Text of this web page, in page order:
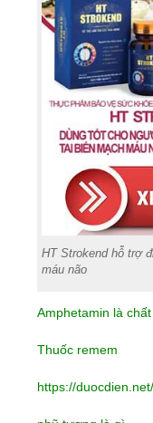
HT Strokend hỗ trợ
máu não
Amphetamin là
Thuốc remem
https://